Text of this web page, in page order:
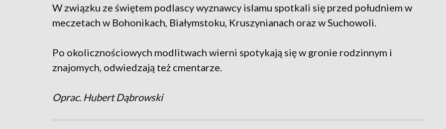
W związku ze świętem podlascy wyznawcy islamu spotkali się przed południem w
meczetach w Bohonikach, Białymstoku, Kruszynianach oraz w Suchowoli.
Po okolicznościowych modlitwach wierni spotykają się w gronie rodzinnym i
znajomych, odwiedzają też cmentarze.
Oprac. Hubert Dąbrowski